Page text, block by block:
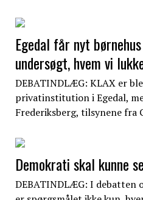
Egedal får nyt
undersøgt, hvem vi
DEBATINDLÆG: KLAX er
privatinstitution i Egedal,
Frederiksberg, tilsynene fra
Demokrati skal kunne
DEBATINDLÆG: I debatten